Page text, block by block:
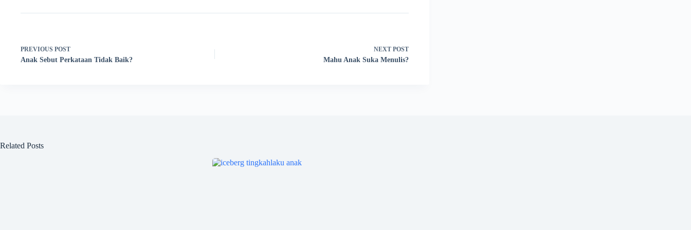
PREVIOUS POST
Anak Sebut Perkataan Tidak Baik?
NEXT POST
Mahu Anak Suka Menulis?
Related Posts